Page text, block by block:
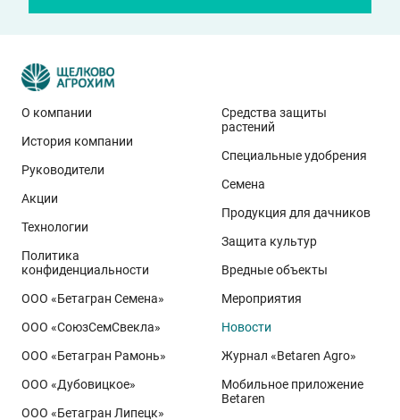
Эти результаты особенно показательны для
условий Приволжского федерального округа. Они
демонстрируют, что потенциал интенсивного сорта
реализуется при грамотном управлении
технологией: сбалансированном минеральном
питании, эффективной защите растений и точном
относится к новому поколению сортов орловского
биотипа озимой пшеницы. Это достижение
департамента селекции и семеноводства «Щёлково
Агрохим». Ей принадлежит рекорд
полученный в Орловской области в 2025 году.
О компании
История компании
Руководители
Акции
Технологии
Политика
конфиденциальности
ООО «Бетагран Семена»
ООО «СоюзСемСвекла»
ООО «Бетагран Рамонь»
ООО «Дубовицкое»
ООО «Бетагран Липецк»
Средства защиты
растений
Специальные удобрения
Семена
Продукция для дачников
Защита культур
Вредные объекты
Мероприятия
Новости
Журнал «Betaren Agro»
Мобильное приложение
Betaren